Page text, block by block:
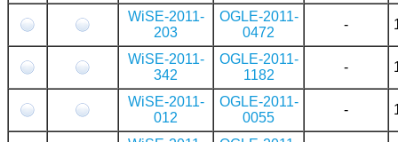
WiSE-2011-
203
OGLE-2011-
0472
-
WiSE-2011-
342
OGLE-2011-
1182
-
WiSE-2011-
012
OGLE-2011-
0055
-